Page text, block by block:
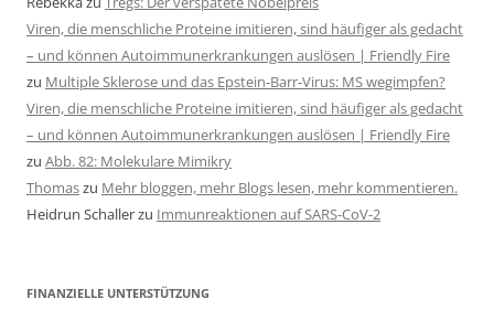
Viren, die menschliche Proteine imitieren, sind häufiger als gedacht
– und können Autoimmunerkrankungen auslösen | Friendly Fire
zu Multiple Sklerose und das Epstein-Barr-Virus: MS wegimpfen?
Viren, die menschliche Proteine imitieren, sind häufiger als gedacht
– und können Autoimmunerkrankungen auslösen | Friendly Fire
zu Abb. 82: Molekulare Mimikry
Thomaszu Mehr bloggen, mehr Blogs lesen, mehr kommentieren.
Heidrun Schallerzu Immunreaktionen auf SARS-CoV-2
FINANZIELLE UNTERSTÜTZUNG